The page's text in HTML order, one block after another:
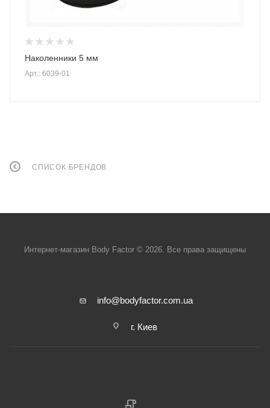
Наколенники 5 мм
Арт.: 6039-01
СПИСОК БРЕНДОВ
Интернет-магазин Body Factor © 2026. Все права защищены
info@bodyfactor.com.ua
г. Киев